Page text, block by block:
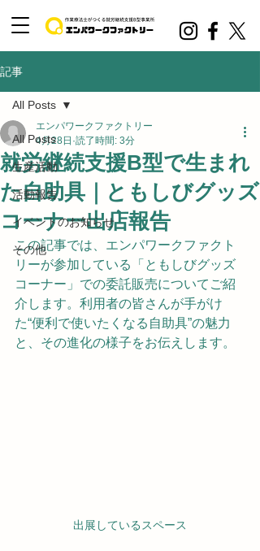
記事
All Posts
生産活動
活動報告
イベントのお知らせ
その他
All Posts
就労継続支援B型で生まれ
た自助具｜ともしびグッズ
コーナー出店報告
エンパワークファクトリー
4月28日 読了時間: 3分
この記事では、エンパワークファクト
リーが参加している「ともしびグッズ
コーナー」での委託販売についてご紹
介します。利用者の皆さんが手がけ
た“便利で使いたくなる自助具”の魅力
と、その進化の様子をお伝えします。
出展しているスペース